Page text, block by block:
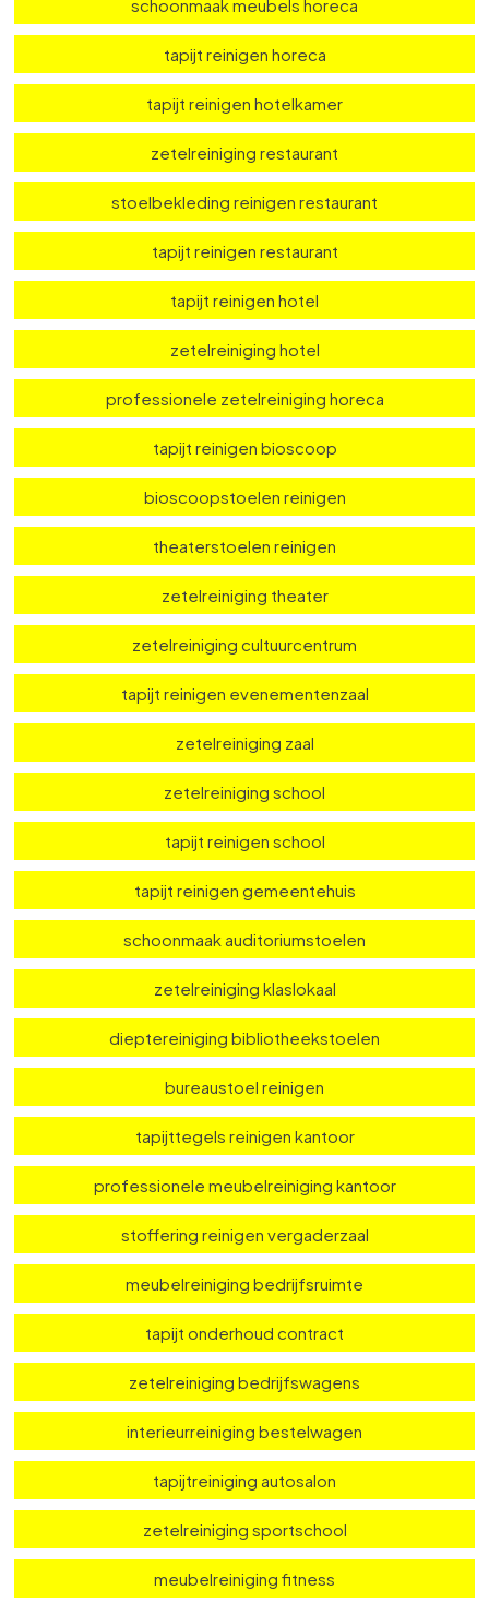
zetelreiniging bedrijf
professionele zetelreiniging op locatie
schoonmaak meubels horeca
tapijt reinigen horeca
tapijt reinigen hotelkamer
zetelreiniging restaurant
stoelbekleding reinigen restaurant
tapijt reinigen restaurant
tapijt reinigen hotel
zetelreiniging hotel
professionele zetelreiniging horeca
tapijt reinigen bioscoop
bioscoopstoelen reinigen
theaterstoelen reinigen
zetelreiniging theater
zetelreiniging cultuurcentrum
tapijt reinigen evenementenzaal
zetelreiniging zaal
zetelreiniging school
tapijt reinigen school
tapijt reinigen gemeentehuis
schoonmaak auditoriumstoelen
zetelreiniging klaslokaal
dieptereiniging bibliotheekstoelen
bureaustoel reinigen
tapijttegels reinigen kantoor
professionele meubelreiniging kantoor
stoffering reinigen vergaderzaal
meubelreiniging bedrijfsruimte
tapijt onderhoud contract
zetelreiniging bedrijfswagens
interieurreiniging bestelwagen